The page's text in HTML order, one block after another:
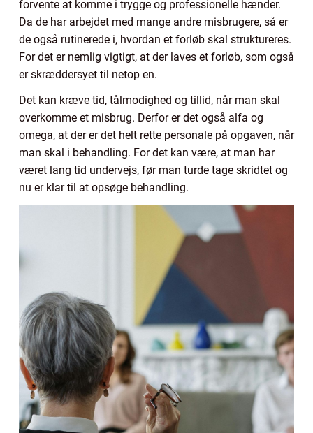
forvente at komme i trygge og professionelle hænder.
Da de har arbejdet med mange andre misbrugere, så er
de også rutinerede i, hvordan et forløb skal struktureres.
For det er nemlig vigtigt, at der laves et forløb, som også
er skræddersyet til netop en.
Det kan kræve tid, tålmodighed og tillid, når man skal
overkomme et misbrug. Derfor er det også alfa og
omega, at der er det helt rette personale på opgaven, når
man skal i behandling. For det kan være, at man har
været lang tid undervejs, før man turde tage skridtet og
nu er klar til at opsøge behandling.